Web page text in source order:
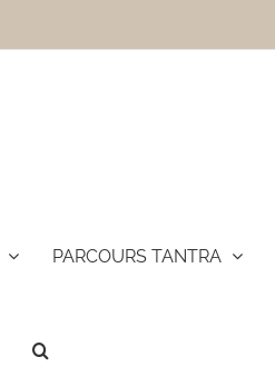
PARCOURS TANTRA